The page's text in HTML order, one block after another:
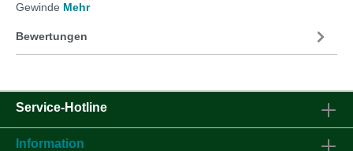
Gewinde Mehr
Bewertungen
Service-Hotline
Information